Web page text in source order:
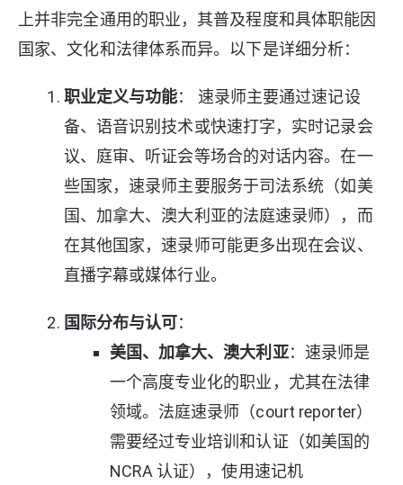
上并非完全通用的职业，其普及程度和具体职能因
国家、文化和法律体系而异。以下是详细分析：
职业定义与功能： 速录师主要通过速记设
备、语音识别技术或快速打字，实时记录会
议、庭审、听证会等场合的对话内容。在一
些国家，速录师主要服务于司法系统（如美
国、加拿大、澳大利亚的法庭速录师），而
在其他国家，速录师可能更多出现在会议、
直播字幕或媒体行业。
国际分布与认可：
美国、加拿大、澳大利亚：速录师是
一个高度专业化的职业，尤其在法律
领域。法庭速录师（court reporter）
需要经过专业培训和认证（如美国的
NCRA 认证），使用速记机